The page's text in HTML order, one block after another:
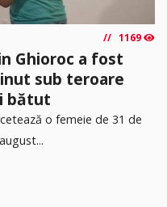
1169
Ghioroc a fost
sub teroare
bătut
o femeie de 31 de